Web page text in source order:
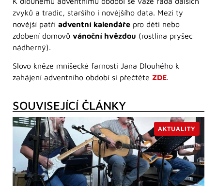
zvyků a tradic, staršího i novějšího data. Mezi ty
novější patří adventní kalendáře pro děti nebo
zdobení domovů vánoční hvězdou (rostlina pryšec
nádherný).
Slovo kněze mníšecké farnosti Jana Dlouhého k
zahájení adventního období si přečtěte ZDE.
SOUVISEJÍCÍ ČLÁNKY
AKTUALITY